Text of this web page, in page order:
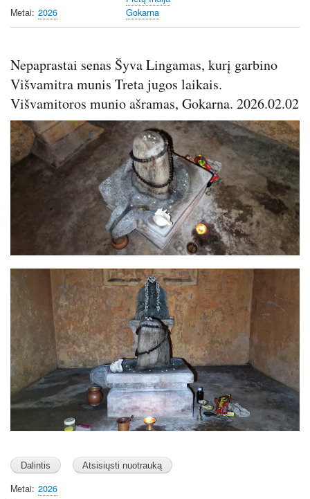
c
e
e
n
Metai 2026
Gokarna
Nepaprastai senas Šyva Lingamas, kurį garbino
Višvamitra munis Treta jugos laikais.
Višvamitoros munio ašramas, Gokarna. 2026.02.02
Image
Metai 2026